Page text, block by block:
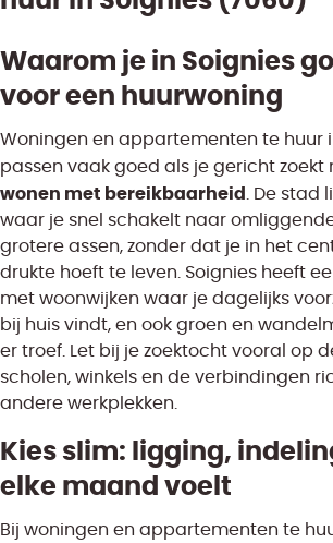
Zoeken
Waarom je in Soignies
voor een huurwoning
Woningen en appartementen te huur
passen vaak goed als je gericht zoekt
wonen met bereikbaarheid. De stad
waar je snel schakelt naar
grotere assen, zonder dat je in het
drukte hoeft te leven. Soignies heeft
met woonwijken waar je dagelijks
bij huis vindt, en ook groen en
er troef. Let bij je zoektocht vooral op
scholen, winkels en de verbindingen
andere werkplekken.
Kies slim: ligging,
elke maand voelt
Bij woningen en appartementen te